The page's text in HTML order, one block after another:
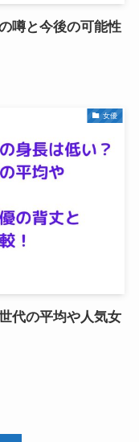
噂と今後の可能性
女優
代の平均や人気女